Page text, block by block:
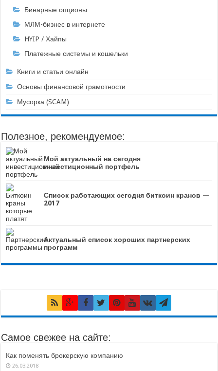
Бинарные опционы
МЛМ-бизнес в интернете
HYIP / Хайпы
Платежные системы и кошельки
Книги и статьи онлайн
Основы финансовой грамотности
Мусорка (SCAM)
Полезное, рекомендуемое:
Мой актуальный на сегодня
инвестиционный портфель
Список работающих сегодня биткоин кранов —
2017
Актуальный список хороших партнерских
программ
Самое свежее на сайте:
Как поменять брокерскую компанию
26.03.2018